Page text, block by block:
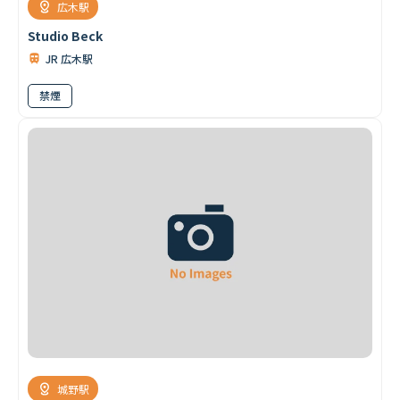
広木駅
Studio Beck
JR 広木駅
禁煙
城野駅